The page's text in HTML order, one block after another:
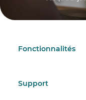
Fonctionnalités
Support